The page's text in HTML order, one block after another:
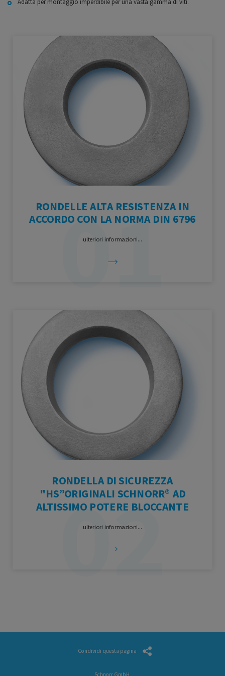
Adatta per montaggio imperdibile per una vasta gamma di viti.
RONDELLE ALTA RESISTENZA IN
ACCORDO CON LA NORMA DIN 6796
ulteriori informazioni...
RONDELLA DI SICUREZZA
"HS”ORIGINALI SCHNORR® AD
ALTISSIMO POTERE BLOCCANTE
ulteriori informazioni...
Condividi questa pagina
Schnorr GmbH